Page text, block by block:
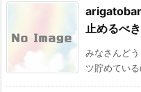
止めるべ
みなさんど
ツ貯めてい